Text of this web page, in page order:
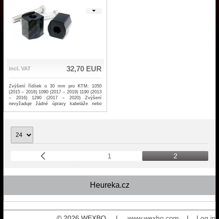
Heureka.cz
incl. VAT 32,70 EUR
Zvýšení řídítek o 30 mm pro KTM: 1050
(2015 – 2016) 1090 (2017 – 2019) 1190 (2013
– 2016) 1290 (2017 – 2020) Zvýšení
nevyžaduje žádné úpravy kabeláže nebo
1 2